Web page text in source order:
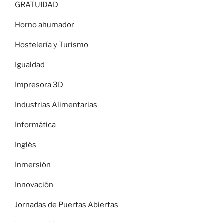
GRATUIDAD
Horno ahumador
Hostelería y Turismo
Igualdad
Impresora 3D
Industrias Alimentarias
Informática
Inglés
Inmersión
Innovación
Jornadas de Puertas Abiertas